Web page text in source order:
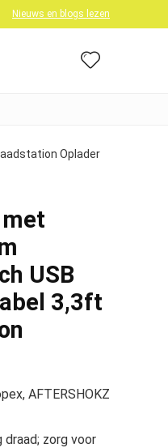
Nieuws en blogs lezen
Oplader
USB
3,3ft
AFTERSHOKZ
draad; zorg voor